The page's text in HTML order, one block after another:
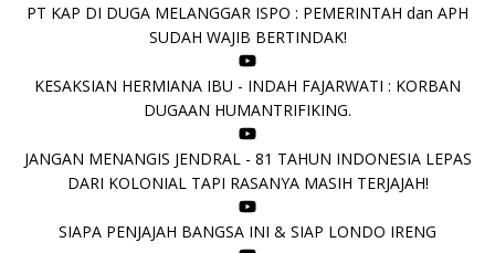
PT KAP DI DUGA MELANGGAR ISPO : PEMERINTAH dan APH
SUDAH WAJIB BERTINDAK!
KESAKSIAN HERMIANA IBU - INDAH FAJARWATI : KORBAN
DUGAAN HUMANTRIFIKING.
JANGAN MENANGIS JENDRAL - 81 TAHUN INDONESIA LEPAS
DARI KOLONIAL TAPI RASANYA MASIH TERJAJAH!
SIAPA PENJAJAH BANGSA INI & SIAP LONDO IRENG